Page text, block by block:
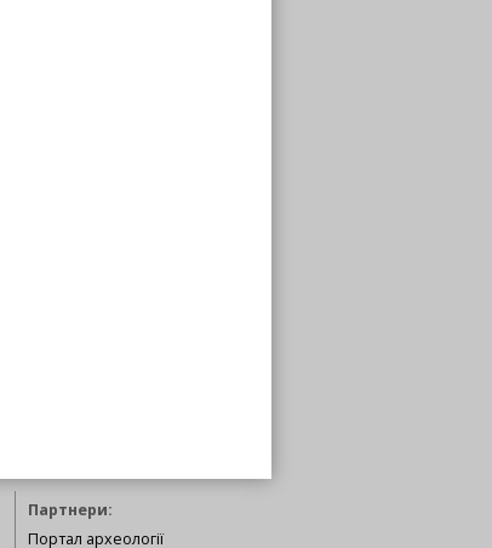
Партнери:
Портал археології